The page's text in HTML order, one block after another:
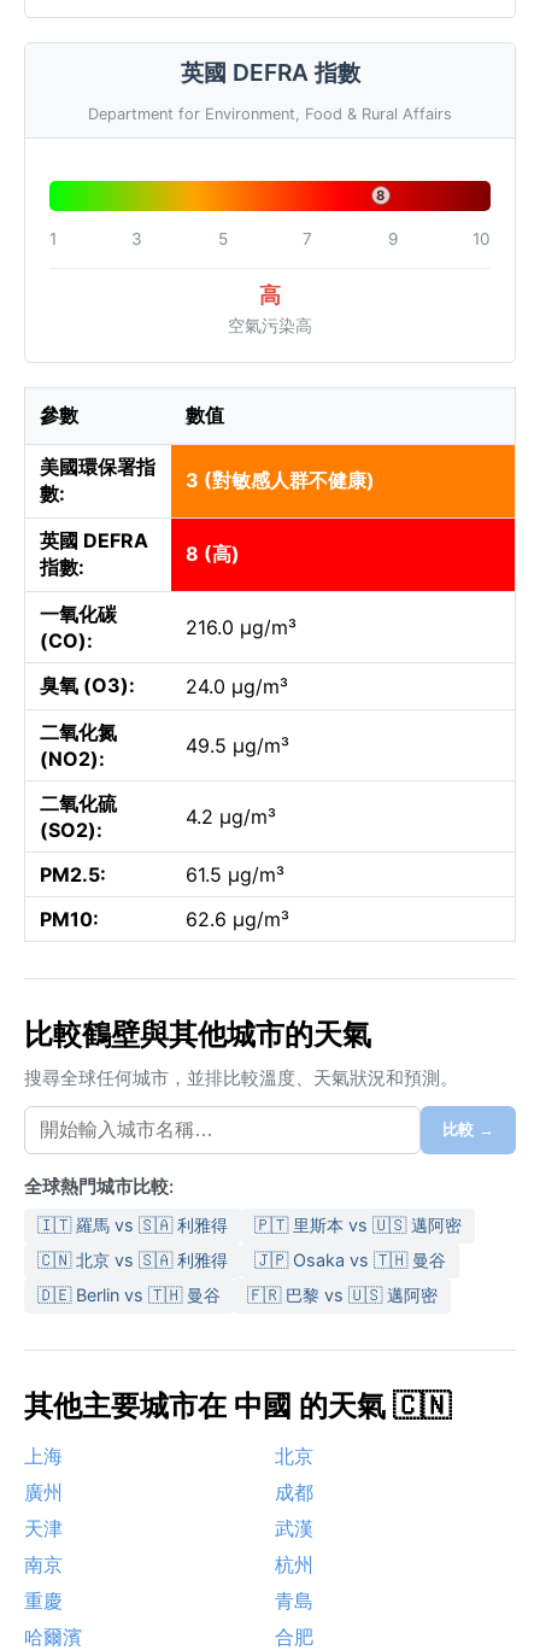
英國 DEFRA 指數
Department for Environment, Food & Rural Affairs
8
1 3 5 7 9 10
高
空氣污染高
參數 數值
美國環保署指
數:
3 (對敏感人群不健康)
英國 DEFRA
指數:
8 (高)
一氧化碳
(CO):
216.0 µg/m³
臭氧 (O3):
24.0 µg/m³
二氧化氮
(NO2):
49.5 µg/m³
二氧化硫
(SO2):
4.2 µg/m³
PM2.5:
61.5 µg/m³
PM10:
62.6 µg/m³
比較鶴壁與其他城市的天氣
搜尋全球任何城市，並排比較溫度、天氣狀況和預測。
比較 →
全球熱門城市比較:
🇮🇹 羅馬 vs 🇸🇦 利雅得
🇵🇹 里斯本 vs 🇺🇸 邁阿密
🇨🇳 北京 vs 🇸🇦 利雅得
🇯🇵 Osaka vs 🇹🇭 曼谷
🇩🇪 Berlin vs 🇹🇭 曼谷
🇫🇷 巴黎 vs 🇺🇸 邁阿密
其他主要城市在 中國 的天氣 🇨🇳
上海
北京
廣州
成都
天津
武漢
南京
杭州
重慶
青島
哈爾濱
合肥